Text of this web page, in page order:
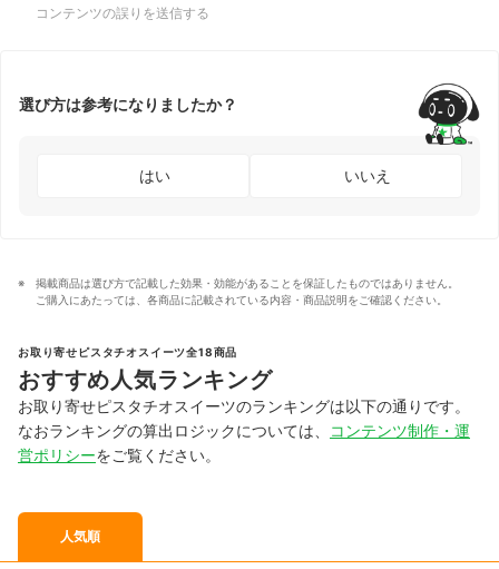
コンテンツの誤りを送信する
選び方は参考になりましたか？
はい いいえ
掲載商品は選び方で記載した効果・効能があることを保証したものではありません。
ご購入にあたっては、各商品に記載されている内容・商品説明をご確認ください。
お取り寄せピスタチオスイーツ全18商品
おすすめ人気ランキング
お取り寄せピスタチオスイーツのランキングは以下の通りです。
なおランキングの算出ロジックについては、
コンテンツ制作・運
営ポリシーをご覧ください。
人気順